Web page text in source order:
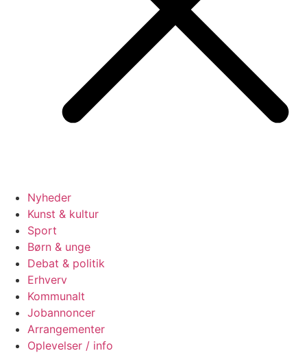
Nyheder
Kunst & kultur
Sport
Børn & unge
Debat & politik
Erhverv
Kommunalt
Jobannoncer
Arrangementer
Oplevelser / info